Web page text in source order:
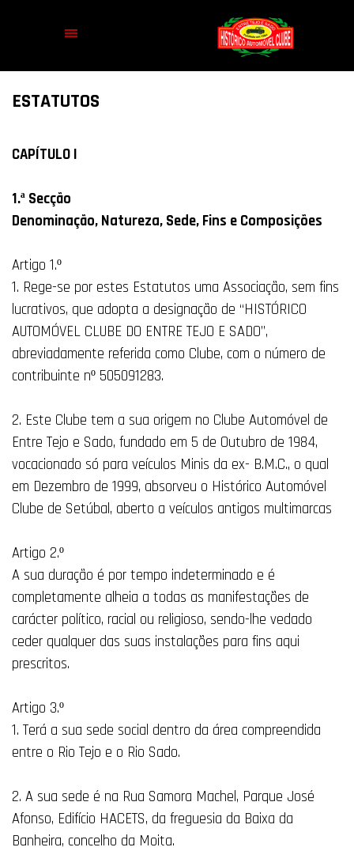
ESTATUTOS
CAPÍTULO I
1.ª Secção
Denominação, Natureza, Sede, Fins e Composições
Artigo 1.º
1. Rege-se por estes Estatutos uma Associação, sem fins
lucrativos, que adopta a designação de “HISTÓRICO
AUTOMÓVEL CLUBE DO ENTRE TEJO E SADO”,
abreviadamente referida como Clube, com o número de
contribuinte nº 505091283.
2. Este Clube tem a sua origem no Clube Automóvel de
Entre Tejo e Sado, fundado em 5 de Outubro de 1984,
vocacionado só para veículos Minis da ex- B.M.C., o qual
em Dezembro de 1999, absorveu o Histórico Automóvel
Clube de Setúbal, aberto a veículos antigos multimarcas
Artigo 2.º
A sua duração é por tempo indeterminado e é
completamente alheia a todas as manifestações de
carácter político, racial ou religioso, sendo-lhe vedado
ceder qualquer das suas instalações para fins aqui
prescritos.
Artigo 3.º
1. Terá a sua sede social dentro da área compreendida
entre o Rio Tejo e o Rio Sado.
2. A sua sede é na Rua Samora Machel, Parque José
Afonso, Edifício HACETS, da freguesia da Baixa da
Banheira, concelho da Moita.